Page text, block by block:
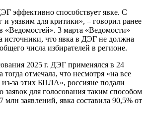
эффективно способствует явке. С
и уязвим для критики», – говорил ранее
«Ведомостей». 3 марта «Ведомости»
источники, что явка в ДЭГ не должна
числа избирателей в регионе.
2025 г. ДЭГ применялся в 24
отмечала, что несмотря «на все
за этих БПЛА», россияне подали
заявок для голосования таким способом
млн заявлений, явка составила 90,5% от